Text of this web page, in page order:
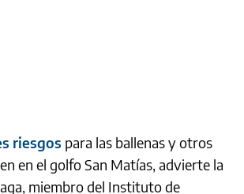
riesgos para las ballenas y otros
en el golfo San Matías, advierte la
miembro del Instituto de